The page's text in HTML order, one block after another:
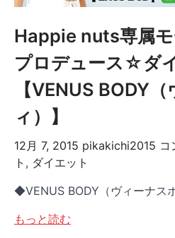
Happie nuts専属
プロデュース☆ダ
【VENUS BODY
ィ）】
12月 7, 2015 pikakichi2015 コ
ト , ダイエット
◆VENUS BODY（ヴィーナス
もっと読む